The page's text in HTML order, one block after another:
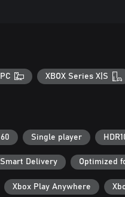
XBOX Series X|S
PC
Single player
60 fps+
Optimized
Smart Delivery
Xbox Play Anywhere